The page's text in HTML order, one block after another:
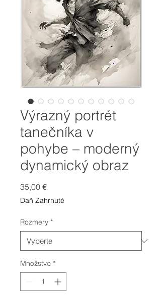
Výrazný portrét
tanečníka v
pohybe – moderný
dynamický obraz
35,00 €Price
Daň Zahrnuté
Rozmery *
Množstvo *